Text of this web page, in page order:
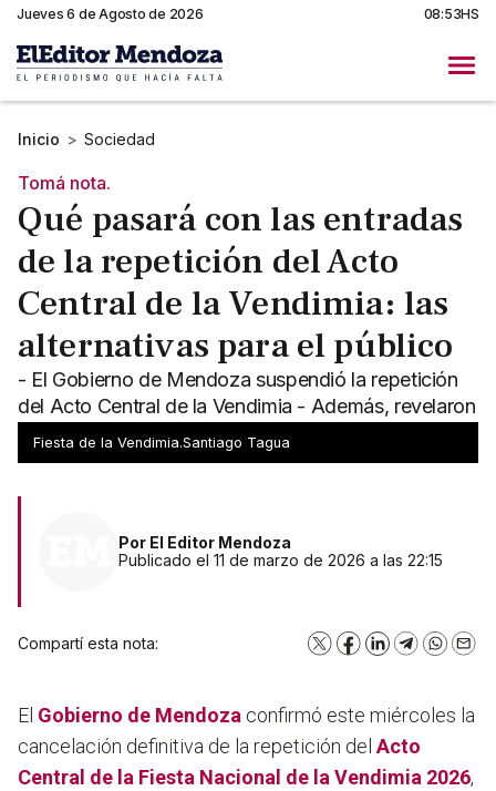
Jueves 6 de Agosto de 2026 08:53HS
Inicio > Sociedad
Tomá nota.
Qué pasará con las entradas
de la repetición del Acto
Central de la Vendimia: las
alternativas para el público
- El Gobierno de Mendoza suspendió la repetición
del Acto Central de la Vendimia - Además, revelaron
que pasará con las entradas adquiridas
Fiesta de la Vendimia.Santiago Tagua
Por El Editor Mendoza
Publicado el 11 de marzo de 2026 a las 22:15
Compartí esta nota: X Facebook
LinkedInTelegram
El Gobierno de Mendoza confirmó este miércoles la
cancelación definitiva de la repetición del Acto
Central de la Fiesta Nacional de la Vendimia 2026,